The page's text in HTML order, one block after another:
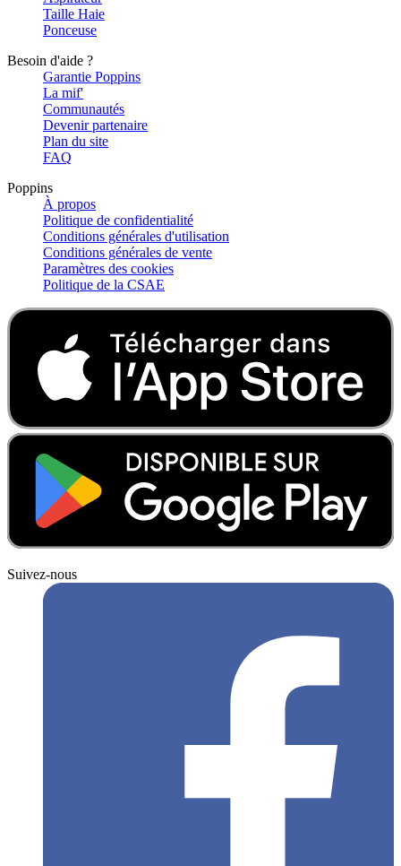
Taille Haie
Ponceuse
Besoin d'aide ?
Garantie Poppins
La mif'
Communautés
Devenir partenaire
Plan du site
FAQ
Poppins
À propos
Politique de confidentialité
Conditions générales d'utilisation
Conditions générales de vente
Paramètres des cookies
Politique de la CSAE
Suivez-nous